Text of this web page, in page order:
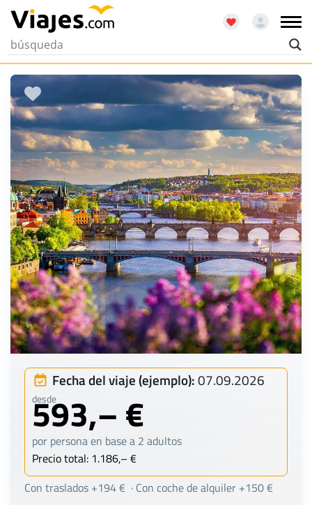
Fecha del viaje (ejemplo):07.09.2026
desde
593,– €
por persona en base a 2 adultos
Precio total: 1.186,– €
Con traslados +194 € · Con coche de alquiler +150 €